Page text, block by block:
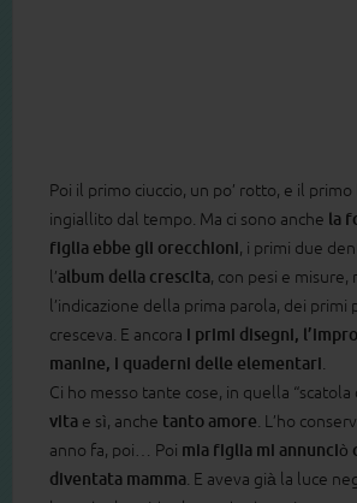
Poi il primo ciuccio, un po’ rotto, e il
ingiallito dal tempo. Ma ci sono anche la
figlia ebbe gli orecchioni, i primi due
l’album della crescita, con pesi e misure,
l’indicazione della prima parola, dei primi
cresceva. E ancora i primi disegni,
manine, i quaderni delle elementari
Ci ho messo tante cose, in quella “scatola
vita e sì, anche tanto amore . L’ho
anno fa, poi… Poi mia figlia mi annunciò
diventata mamma . E aveva già la luce